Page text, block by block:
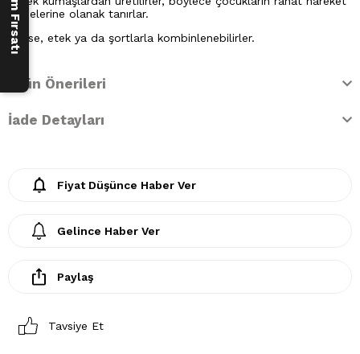
etmelerine olanak tanırlar.
Elbise, etek ya da şortlarla kombinlenebilirler.
Ürün Önerileri
İade Detayları
Fiyat Düşünce Haber Ver
Gelince Haber Ver
Paylaş
Tavsiye Et